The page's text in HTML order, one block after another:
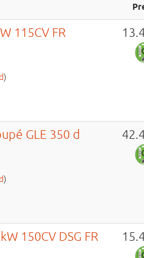
115CV FR
)
GLE 350 d
)
150CV DSG FR